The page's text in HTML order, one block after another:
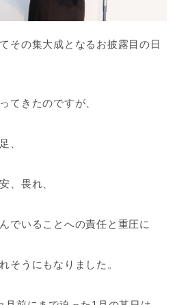
その集大成となるお披露目の日
てきたのですが、
、
、畏れ、
でいることへの責任と重圧に
そうにもなりました。